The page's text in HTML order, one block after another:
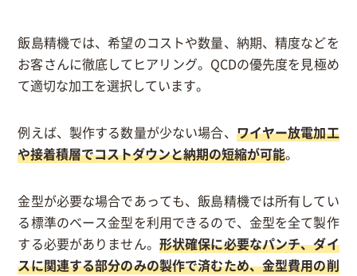
飯島精機では、希望のコストや数量、納期、精度などを
お客さんに徹底してヒアリング。QCDの優先度を見極め
て適切な加工を選択しています。
例えば、製作する数量が少ない場合、 ワイヤー放電加工
や接着積層でコストダウンと納期の短縮が可能。
金型が必要な場合であっても、飯島精機では所有してい
る標準のベース金型を利用できるので、金型を全て製作
する必要がありません。 形状確保に必要なパンチ、ダイ
スに関連する部分のみの製作で済むため、金型費用の削